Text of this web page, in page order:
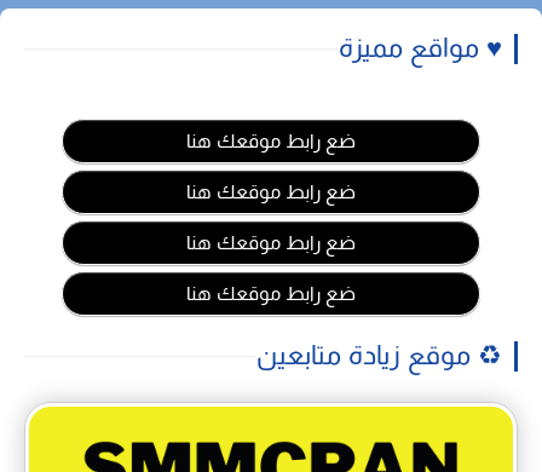
♥️ مواقع مميزة
ضع رابط موقعك هنا
ضع رابط موقعك هنا
ضع رابط موقعك هنا
ضع رابط موقعك هنا
♻️ موقع زيادة متابعين